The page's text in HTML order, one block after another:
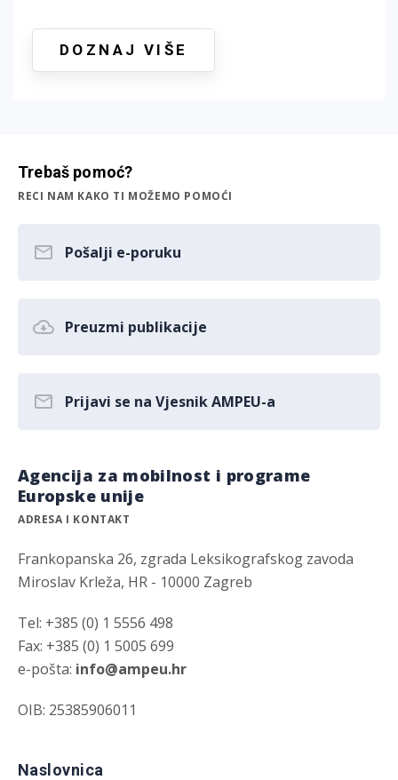
DOZNAJ VIŠE
Trebaš pomoć?
RECI NAM KAKO TI MOŽEMO POMOĆI
Pošalji e-poruku
Preuzmi publikacije
Prijavi se na Vjesnik AMPEU-a
Agencija za mobilnost i programe
Europske unije
ADRESA I KONTAKT
Frankopanska 26, zgrada Leksikografskog zavoda
Miroslav Krleža, HR - 10000 Zagreb
Tel: +385 (0) 1 5556 498
Fax: +385 (0) 1 5005 699
e-pošta: info@ampeu.hr
OIB: 25385906011
Naslovnica